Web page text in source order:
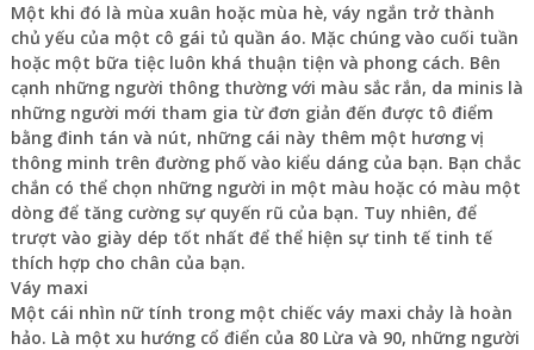
Một khi đó là mùa xuân hoặc mùa hè, váy ngắn trở thành
chủ yếu của một cô gái tủ quần áo. Mặc chúng vào cuối tuần
hoặc một bữa tiệc luôn khá thuận tiện và phong cách. Bên
cạnh những người thông thường với màu sắc rắn, da minis là
những người mới tham gia từ đơn giản đến được tô điểm
bằng đinh tán và nút, những cái này thêm một hương vị
thông minh trên đường phố vào kiểu dáng của bạn. Bạn chắc
chắn có thể chọn những người in một màu hoặc có màu một
dòng để tăng cường sự quyến rũ của bạn. Tuy nhiên, để
trượt vào giày dép tốt nhất để thể hiện sự tinh tế tinh tế
thích hợp cho chân của bạn.
Váy maxi
Một cái nhìn nữ tính trong một chiếc váy maxi chảy là hoàn
hảo. Là một xu hướng cổ điển của 80 Lừa và 90, những người